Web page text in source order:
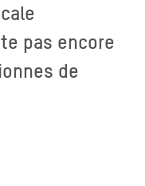
pas encore
de